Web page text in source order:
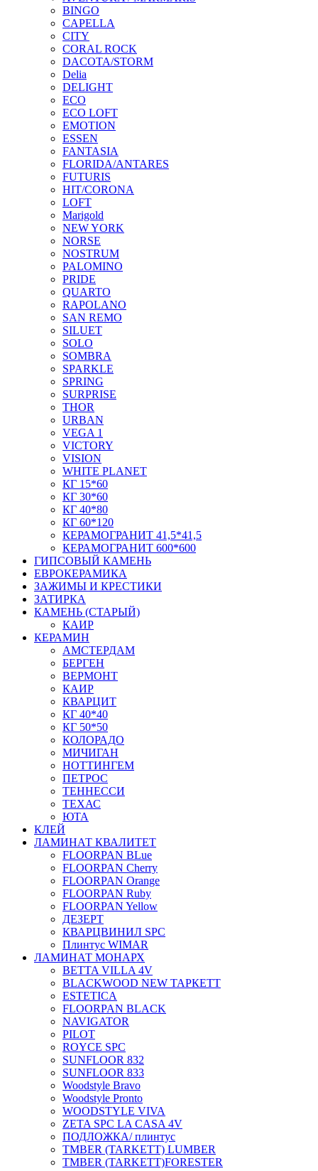
BINGO
CAPELLA
CITY
CORAL ROCK
DACOTA/STORM
Delia
DELIGHT
ECO
ECO LOFT
EMOTION
ESSEN
FANTASIA
FLORIDA/ANTARES
FUTURIS
HIT/CORONA
LOFT
Marigold
NEW YORK
NORSE
NOSTRUM
PALOMINO
PRIDE
QUARTO
RAPOLANO
SAN REMO
SILUET
SOLO
SOMBRA
SPARKLE
SPRING
SURPRISE
THOR
URBAN
VEGA 1
VICTORY
VISION
WHITE PLANET
КГ 15*60
КГ 30*60
КГ 40*80
КГ 60*120
КЕРАМОГРАНИТ 41,5*41,5
КЕРАМОГРАНИТ 600*600
ГИПСОВЫЙ КАМЕНЬ
ЕВРОКЕРАМИКА
ЗАЖИМЫ И КРЕСТИКИ
ЗАТИРКА
КАМЕНЬ (СТАРЫЙ)
КАИР
КЕРАМИН
АМСТЕРДАМ
БЕРГЕН
ВЕРМОНТ
КАИР
КВАРЦИТ
КГ 40*40
КГ 50*50
КОЛОРАДО
МИЧИГАН
НОТТИНГЕМ
ПЕТРОС
ТЕННЕССИ
ТЕХАС
ЮТА
КЛЕЙ
ЛАМИНАТ КВАЛИТЕТ
FLOORPAN BLue
FLOORPAN Cherry
FLOORPAN Orange
FLOORPAN Ruby
FLOORPAN Yellow
ДЕЗЕРТ
КВАРЦВИНИЛ SPC
Плинтус WIMAR
ЛАМИНАТ МОНАРХ
BETTA VILLA 4V
BLACKWOOD NEW ТАРКЕТТ
ESTETICA
FLOORPAN BLACK
NAVIGATOR
PILOT
ROYCE SPC
SUNFLOOR 832
SUNFLOOR 833
Woodstyle Bravo
Woodstyle Pronto
WOODSTYLE VIVA
ZETA SPC LA CASA 4V
ПОДЛОЖКА/ плинтус
ТMBER (TARKETT) LUMBER
ТMBER (TARKETT)FORESTER